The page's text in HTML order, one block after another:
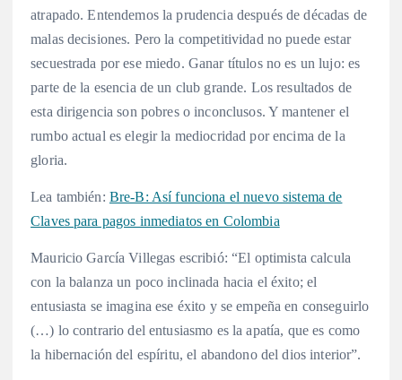
atrapado. Entendemos la prudencia después de décadas de
malas decisiones. Pero la competitividad no puede estar
secuestrada por ese miedo. Ganar títulos no es un lujo: es
parte de la esencia de un club grande. Los resultados de
esta dirigencia son pobres o inconclusos. Y mantener el
rumbo actual es elegir la mediocridad por encima de la
gloria.
Lea también: Bre-B: Así funciona el nuevo sistema de
Claves para pagos inmediatos en Colombia
Mauricio García Villegas escribió: “El optimista calcula
con la balanza un poco inclinada hacia el éxito; el
entusiasta se imagina ese éxito y se empeña en conseguirlo
(…) lo contrario del entusiasmo es la apatía, que es como
la hibernación del espíritu, el abandono del dios interior”.